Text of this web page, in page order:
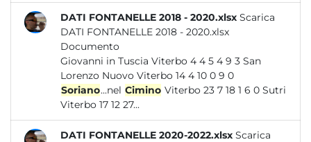
DATI FONTANELLE 2018 - 2020.xlsx Scarica
DATI FONTANELLE 2018 - 2020.xlsx
Documento
Giovanni in Tuscia Viterbo 4 4 5 4 9 3 San
Lorenzo Nuovo Viterbo 14 4 10 0 9 0
Soriano...nel Cimino Viterbo 23 7 18 1 6 0 Sutri
Viterbo 17 12 27...
DATI FONTANELLE 2020-2022.xlsx Scarica